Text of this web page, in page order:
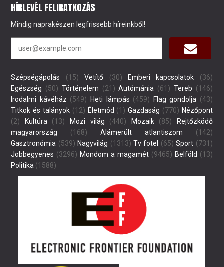
HÍRLEVÉL FELIRATKOZÁS
Mindig naprakészen legfrissebb híreinkből!
Szépségápolás (15) Vetítő (30) Emberi kapcsolatok (36)
Egészség (50) Történelem (21) Autómánia (61) Tereb (146)
Irodalmi kávéház (549) Heti lámpás (459) Flag gondolja (43)
Titkok és talányok(12) Életmód (1) Gazdaság (770) Nézőpont
(2)
Kultúra(13) Mozi világ (440) Mozaik(85)
Rejtőzködő
magyarország (168) Alámerült atlantiszom (142)
Gasztronómia (539) Nagyvilág (1313) Tv fotel (65) Sport (731)
Jobbegyenes (3296) Mondom a magamét(9465) Belföld (13)
Politika (1588)